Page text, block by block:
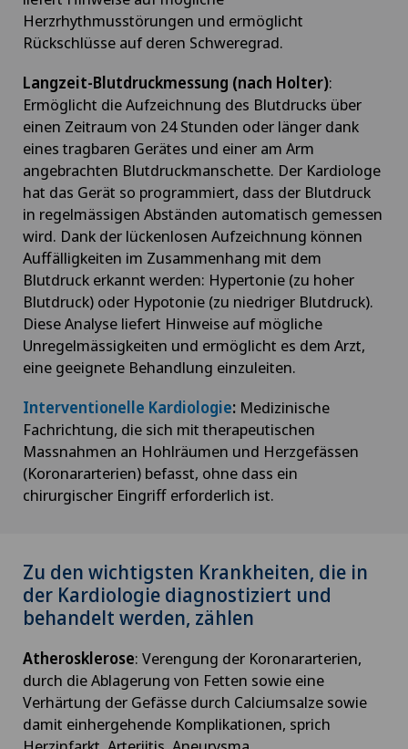
Herzrhythmusstörungen und ermöglicht
Rückschlüsse auf deren Schweregrad.
Langzeit-Blutdruckmessung (nach Holter):
Ermöglicht die Aufzeichnung des Blutdrucks über
einen Zeitraum von 24 Stunden oder länger dank
eines tragbaren Gerätes und einer am Arm
angebrachten Blutdruckmanschette. Der Kardiologe
hat das Gerät so programmiert, dass der Blutdruck
in regelmässigen Abständen automatisch gemessen
wird. Dank der lückenlosen Aufzeichnung können
Auffälligkeiten im Zusammenhang mit dem
Blutdruck erkannt werden: Hypertonie (zu hoher
Blutdruck) oder Hypotonie (zu niedriger Blutdruck).
Diese Analyse liefert Hinweise auf mögliche
Unregelmässigkeiten und ermöglicht es dem Arzt,
eine geeignete Behandlung einzuleiten.
Interventionelle Kardiologie: Medizinische
Fachrichtung, die sich mit therapeutischen
Massnahmen an Hohlräumen und Herzgefässen
(Koronararterien) befasst, ohne dass ein
chirurgischer Eingriff erforderlich ist.
Zu den wichtigsten Krankheiten, die in
der Kardiologie diagnostiziert und
behandelt werden, zählen
Atherosklerose: Verengung der Koronararterien,
durch die Ablagerung von Fetten sowie eine
Verhärtung der Gefässe durch Calciumsalze sowie
damit einhergehende Komplikationen, sprich